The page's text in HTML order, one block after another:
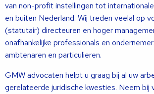
van non-profit instellingen tot
en buiten Nederland. Wij treden veelal op
(statutair) directeuren en hoger
onafhankelijke professionals en
ambtenaren en particulieren.
GMW advocaten helpt u graag bij al uw
gerelateerde juridische kwesties. Neem bij